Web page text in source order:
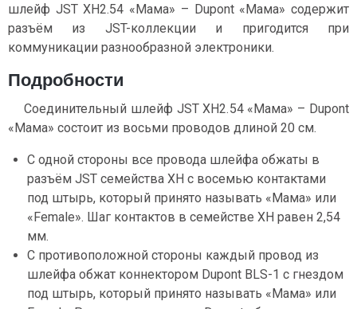
шлейф JST XH2.54 «Мама» – Dupont «Мама» содержит
разъём из JST-коллекции и пригодится при
коммуникации разнообразной электроники.
Подробности
Соединительный шлейф JST XH2.54 «Мама» – Dupont
«Мама» состоит из восьми проводов длиной 20 см.
С одной стороны все провода шлейфа обжаты в
разъём JST семейства XH c восемью контактами
под штырь, который принято называть «Мама» или
«Female». Шаг контактов в семействе XH равен 2,54
мм.
С противоположной стороны каждый провод из
шлейфа обжат коннектором Dupont BLS-1 с гнездом
под штырь, который принято называть «Мама» или